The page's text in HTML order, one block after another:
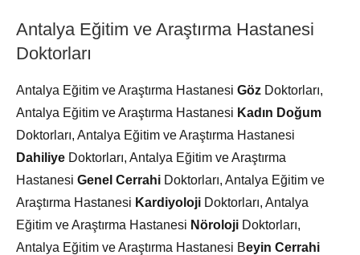
Antalya Eğitim ve Araştırma Hastanesi
Doktorları
Antalya Eğitim ve Araştırma Hastanesi Göz Doktorları,
Antalya Eğitim ve Araştırma Hastanesi Kadın Doğum
Doktorları, Antalya Eğitim ve Araştırma Hastanesi
Dahiliye Doktorları, Antalya Eğitim ve Araştırma
Hastanesi Genel Cerrahi Doktorları, Antalya Eğitim ve
Araştırma Hastanesi Kardiyoloji Doktorları, Antalya
Eğitim ve Araştırma Hastanesi Nöroloji Doktorları,
Antalya Eğitim ve Araştırma Hastanesi Beyin Cerrahi